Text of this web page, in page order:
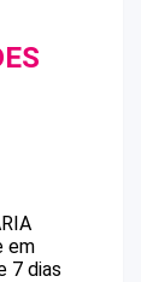
em
7 dias